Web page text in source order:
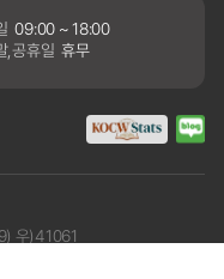
09:00 ~ 18:00
,공휴일 휴무
우)41061